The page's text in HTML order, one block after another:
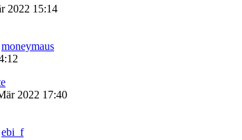
2022 15:14
moneymaus
2022 17:40
ebi_f